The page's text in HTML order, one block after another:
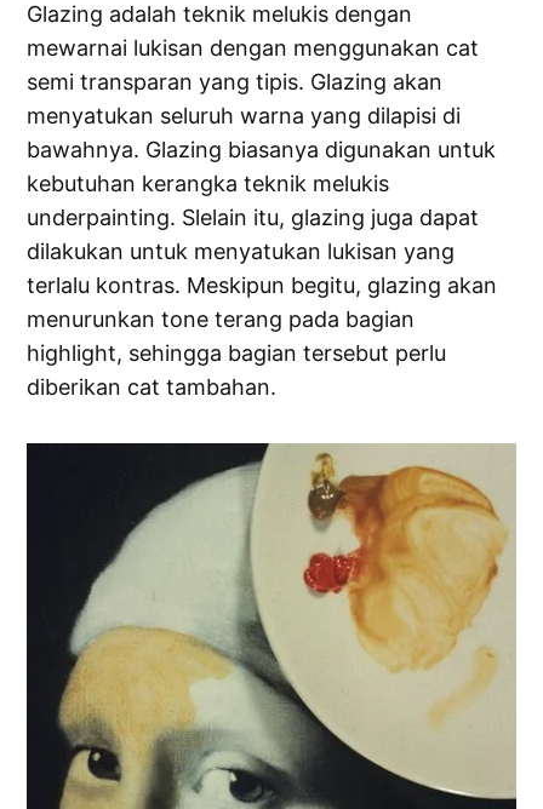
Glazing adalah teknik melukis dengan
mewarnai lukisan dengan menggunakan cat
semi transparan yang tipis. Glazing akan
menyatukan seluruh warna yang dilapisi di
bawahnya. Glazing biasanya digunakan untuk
kebutuhan kerangka teknik melukis
underpainting. Slelain itu, glazing juga dapat
dilakukan untuk menyatukan lukisan yang
terlalu kontras. Meskipun begitu, glazing akan
menurunkan tone terang pada bagian
highlight, sehingga bagian tersebut perlu
diberikan cat tambahan.